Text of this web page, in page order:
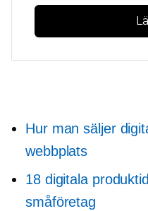
Hur man säljer
webbplats
18 digitala
småföretag